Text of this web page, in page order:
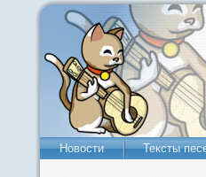
Новости Тексты